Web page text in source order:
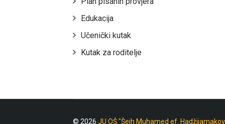
Edukacija
Učenički kutak
Kutak za roditelje
© 2026 JU OŠ "Šejh Muhamed ef.